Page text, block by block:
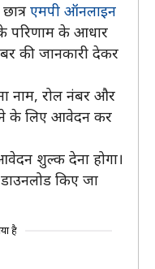
एमपी ऑनलाइन
परिणाम के आधार
की जानकारी देकर
नाम, रोल नंबर और
के लिए आवेदन कर
शुल्क देना होगा।
किए जा
है